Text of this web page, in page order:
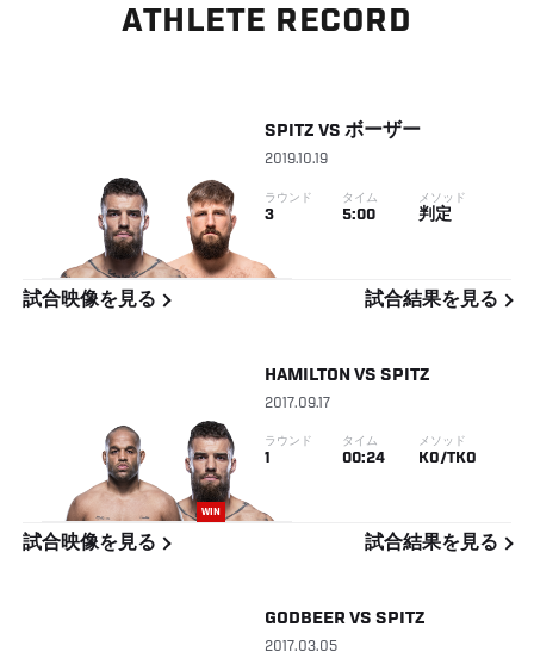
ATHLETE RECORD
SPITZ VS ボーザー
2019.10.19
ラウンド
3
タイム
5:00
メソッド
判定
試合映像を見る 試合結果を見る
WIN
HAMILTON VS SPITZ
2017.09.17
ラウンド
1
タイム
00:24
メソッド
KO/TKO
試合映像を見る 試合結果を見る
GODBEER VS SPITZ
2017.03.05